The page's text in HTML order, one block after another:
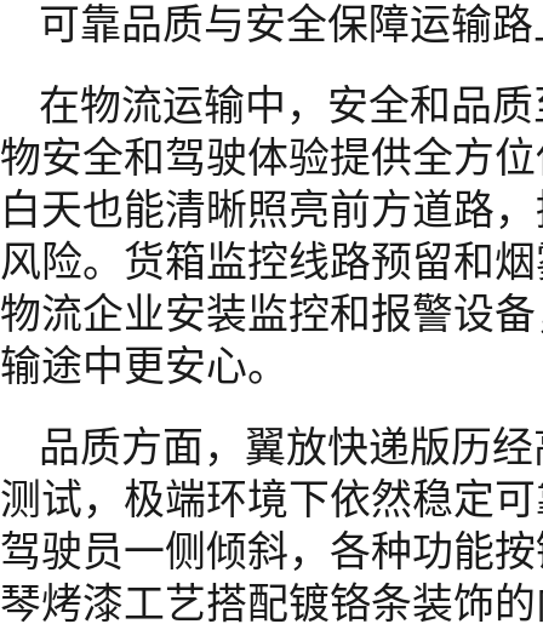
可靠品质与安全保障运输
在物流运输中，安全和品
物安全和驾驶体验提供全方
白天也能清晰照亮前方道路
风险。货箱监控线路预留和
物流企业安装监控和报警设
输途中更安心。
品质方面，翼放快递版历
测试，极端环境下依然稳定
驾驶员一侧倾斜，各种功能
琴烤漆工艺搭配镀铬条装饰